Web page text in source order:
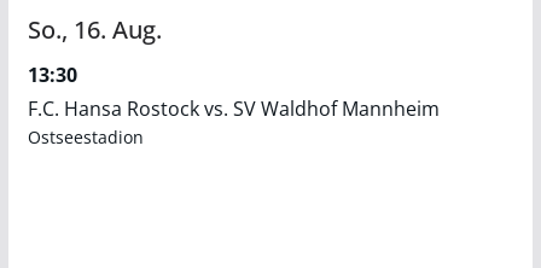
So., 16. Aug.
13:30
F.C. Hansa Rostock vs. SV Waldhof Mannheim
Ostseestadion